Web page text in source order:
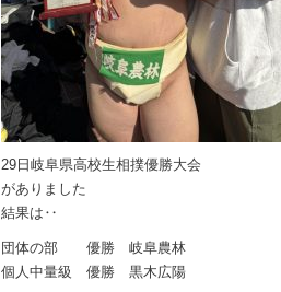
29日岐阜県高校生相撲優勝大会
がありました
結果は‥
団体の部 優勝 岐阜農林
個人中量級 優勝 黒木広陽